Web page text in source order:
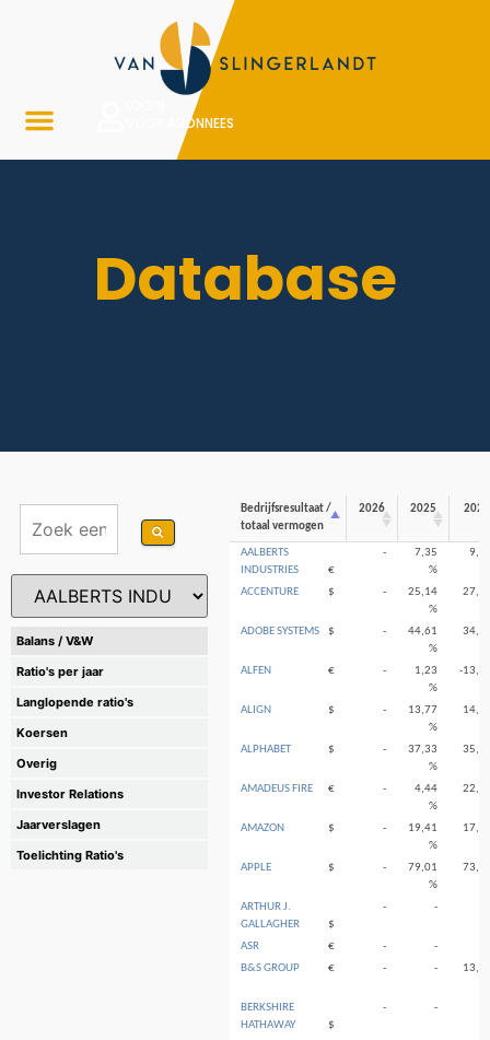
VOOR ABONNEES
Database
Balans / V&W
Ratio's per jaar
Langlopende ratio's
Koersen
Overig
Investor Relations
Jaarverslagen
Toelichting Ratio's
AALBERTS
INDUSTRIES
€
-
7,35
%
ACCENTURE
$ -
25,14
%
ADOBE SYSTEMS
$ -
44,61
%
ALFEN
€ -
1,23
%
-
ALIGN
$ -
13,77
%
ALPHABET
$ -
37,33
%
AMADEUS FIRE
€ -
4,44
%
AMAZON
$ -
19,41
%
APPLE
$ -
79,01
%
ARTHUR J.
GALLAGHER
$
- -
ASR € - -
B&S GROUP
€ - -
BERKSHIRE
HATHAWAY
$
- -
Bedrijfsresultaat /
totaal vermogen
2026 2025 2024